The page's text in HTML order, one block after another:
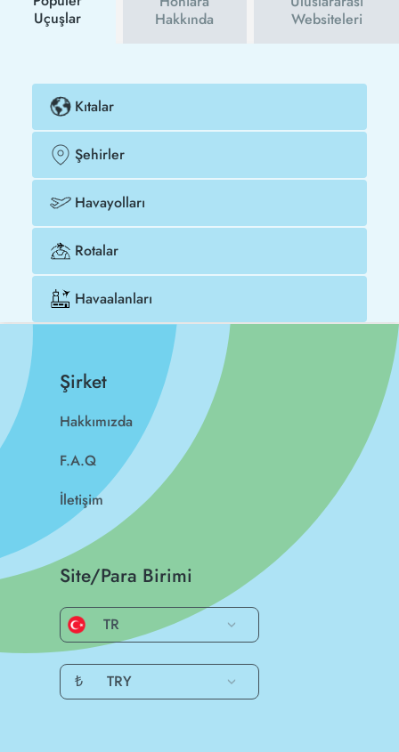
Uçuşlar
Hakkında
Websiteleri
Kıtalar
Şehirler
Havayolları
Rotalar
Havaalanları
Şirket
Hakkımızda
F.A.Q
İletişim
Site/Para Birimi
TR
₺ TRY